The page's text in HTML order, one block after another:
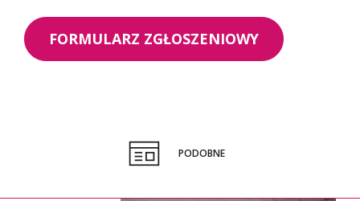
FORMULARZ ZGŁOSZENIOWY
PODOBNE